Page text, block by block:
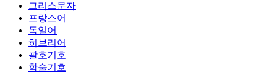
그리스문자
프랑스어
독일어
히브리어
괄호기호
학술기호